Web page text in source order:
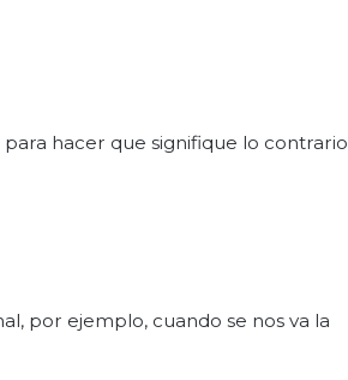
hacer que signifique lo contrario
por ejemplo, cuando se nos va la